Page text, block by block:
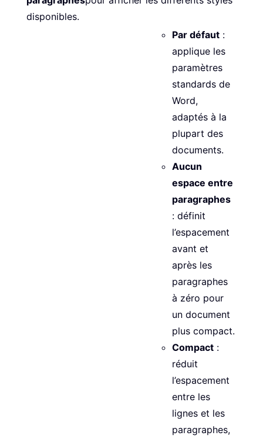
disponibles.
Par défaut :
applique les
paramètres
standards de
Word,
adaptés à la
plupart des
documents.
Aucun
espace entre
paragraphes
: définit
l’espacement
avant et
après les
paragraphes
à zéro pour
un document
plus compact.
Compact :
réduit
l’espacement
entre les
lignes et les
paragraphes,